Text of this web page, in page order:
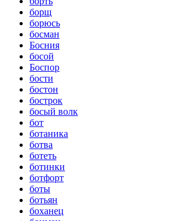
борщ
борюсь
босман
Босния
босой
Боспор
бости
бостон
бострок
босый волк
бот
ботаника
ботва
ботеть
ботинки
ботфорт
боты
ботьян
боханец